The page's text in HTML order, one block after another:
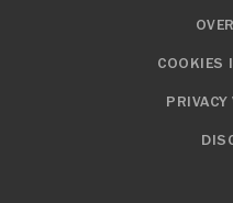
COOKIES